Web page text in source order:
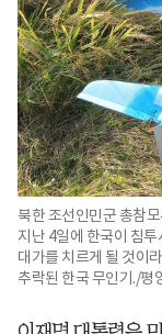
북한 조선인민군 총참
지난 4일에 한국이 침
대가를 치르게 될 것이
추락된 한국 무인기./평